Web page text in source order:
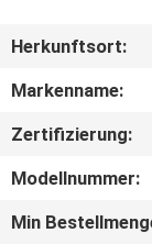
ÜBER
UNS
Herkunftsort:
Markenname:
Zertifizierung:
Modellnummer:
Min